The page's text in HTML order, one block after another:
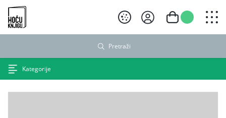
Hoću knjigu crni logo
Pretraži
Kategorije